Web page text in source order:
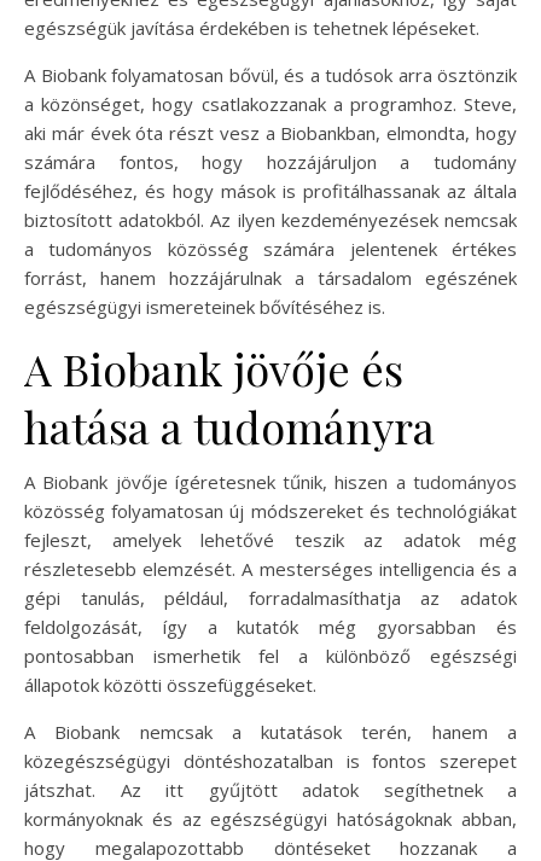
egészségük javítása érdekében is tehetnek lépéseket.
A Biobank folyamatosan bővül, és a tudósok arra ösztönzik
a közönséget, hogy csatlakozzanak a programhoz. Steve,
aki már évek óta részt vesz a Biobankban, elmondta, hogy
számára fontos, hogy hozzájáruljon a tudomány
fejlődéséhez, és hogy mások is profitálhassanak az általa
biztosított adatokból. Az ilyen kezdeményezések nemcsak
a tudományos közösség számára jelentenek értékes
forrást, hanem hozzájárulnak a társadalom egészének
egészségügyi ismereteinek bővítéséhez is.
A Biobank jövője és
hatása a tudományra
A Biobank jövője ígéretesnek tűnik, hiszen a tudományos
közösség folyamatosan új módszereket és technológiákat
fejleszt, amelyek lehetővé teszik az adatok még
részletesebb elemzését. A mesterséges intelligencia és a
gépi tanulás, például, forradalmasíthatja az adatok
feldolgozását, így a kutatók még gyorsabban és
pontosabban ismerhetik fel a különböző egészségi
állapotok közötti összefüggéseket.
A Biobank nemcsak a kutatások terén, hanem a
közegészségügyi döntéshozatalban is fontos szerepet
játszhat. Az itt gyűjtött adatok segíthetnek a
kormányoknak és az egészségügyi hatóságoknak abban,
hogy megalapozottabb döntéseket hozzanak a